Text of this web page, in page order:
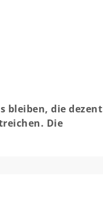
bleiben, die dezent
Die